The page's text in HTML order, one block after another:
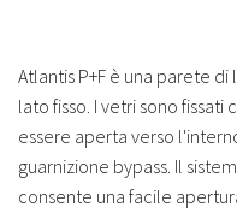
Atlantis P+F è una parete
lato fisso. I vetri sono
essere aperta verso
guarnizione bypass. Il
consente una facile